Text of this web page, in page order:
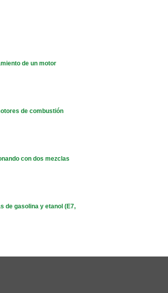
de un motor
de combustión
con dos mezclas
de gasolina y etanol (E7,